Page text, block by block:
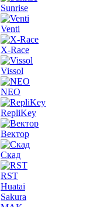
Sunrise
Venti
X-Race
Vissol
NEO
RepliKey
Вектор
Скад
RST
Huatai
Sakura